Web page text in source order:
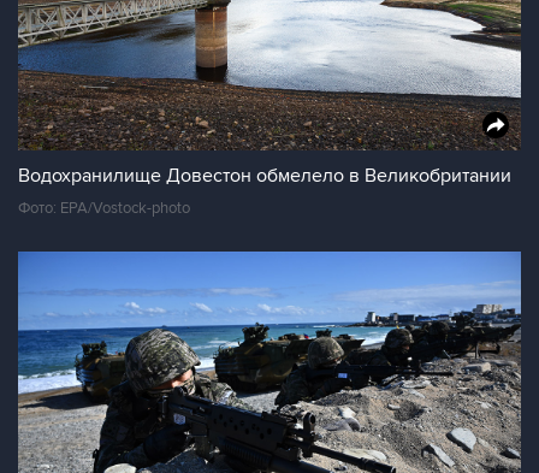
Водохранилище Довестон обмелело в Великобритании
Фото: EPA/Vostock-photo